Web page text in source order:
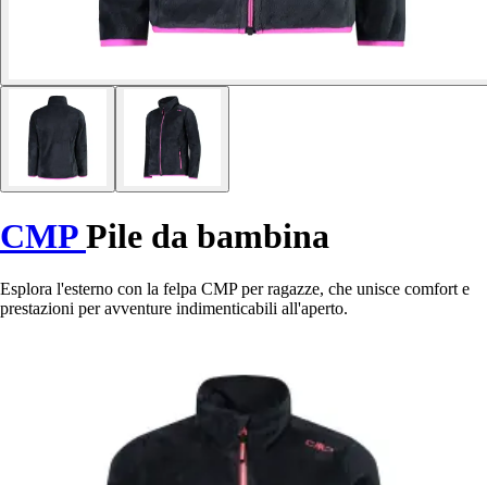
CMPPile da bambina
Esplora l'esterno con la felpa CMP per ragazze, che unisce comfort e
prestazioni per avventure indimenticabili all'aperto.